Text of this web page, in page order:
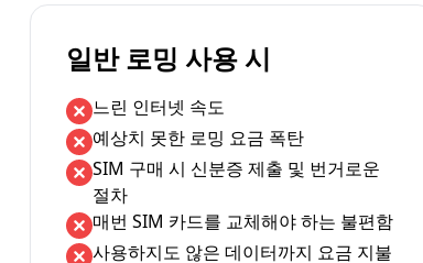
일반 로밍 사용 시
느린 인터넷 속도
예상치 못한 로밍 요금 폭탄
SIM 구매 시 신분증 제출 및 번거로운
절차
매번 SIM 카드를 교체해야 하는 불편함
사용하지도 않은 데이터까지 요금 지불